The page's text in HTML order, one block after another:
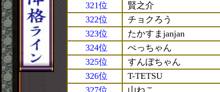
321位
賢之介
322位
チョクろう
323位
たかすまjanjan
324位
ぺっちゃん
325位
すんぼちゃん
326位
T-TETSU
327位
山ねこ